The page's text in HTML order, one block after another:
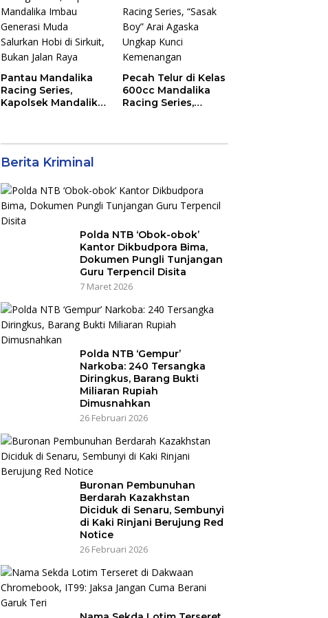
Jadi Rupiah
Pantau Mandalika
Racing Series,
Kapolsek Mandalika
Pecah Telur di Kelas
600cc Mandalika
Racing Series,
Berita Kriminal
Polda NTB ‘Obok-obok’
Kantor Dikbudpora Bima,
Dokumen Pungli Tunjangan
Guru Terpencil Disita
7 Maret 2026
Polda NTB ‘Gempur’
Narkoba: 240 Tersangka
Diringkus, Barang Bukti
Miliaran Rupiah
Dimusnahkan
26 Februari 2026
Buronan Pembunuhan
Berdarah Kazakhstan
Diciduk di Senaru, Sembunyi
di Kaki Rinjani Berujung Red
Notice
26 Februari 2026